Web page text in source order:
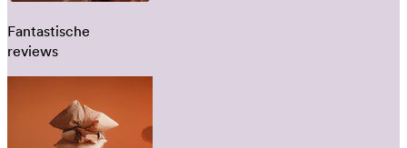
Fantastische
reviews